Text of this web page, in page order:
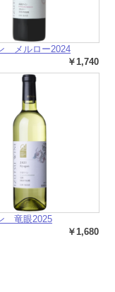
メルロー2024
￥1,740
竜眼2025
￥1,680